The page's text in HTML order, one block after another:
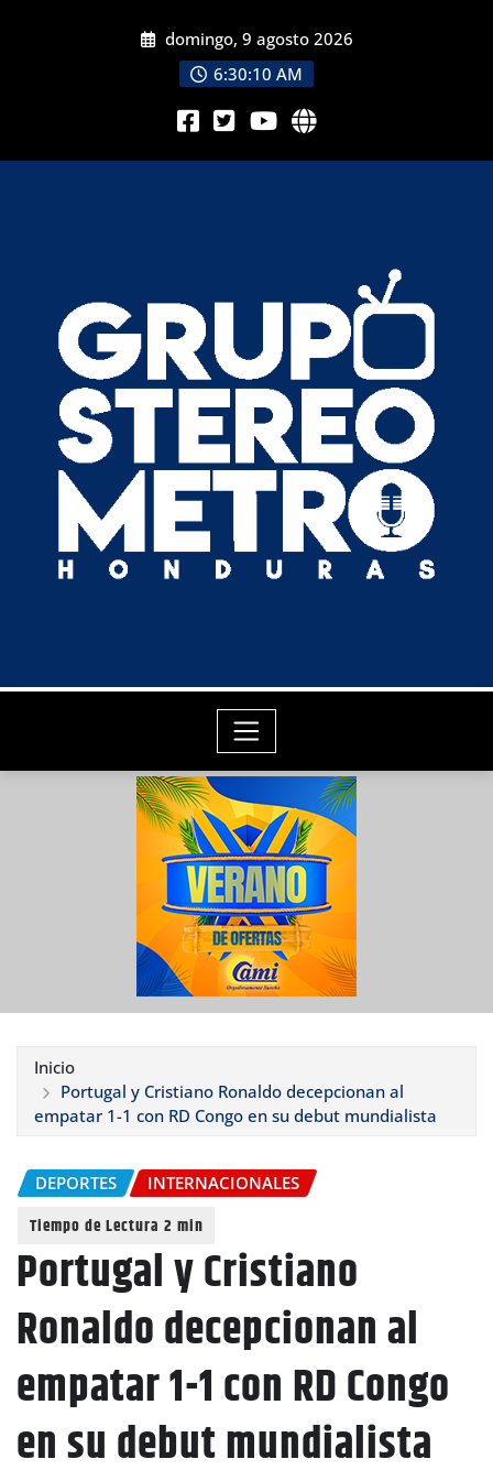
domingo, 9 agosto 2026
6:30:12 AM
Inicio
Portugal y Cristiano Ronaldo decepcionan al
empatar 1-1 con RD Congo en su debut mundialista
DEPORTES INTERNACIONALES
Portugal y Cristiano
Ronaldo decepcionan al
empatar 1-1 con RD Congo
en su debut mundialista